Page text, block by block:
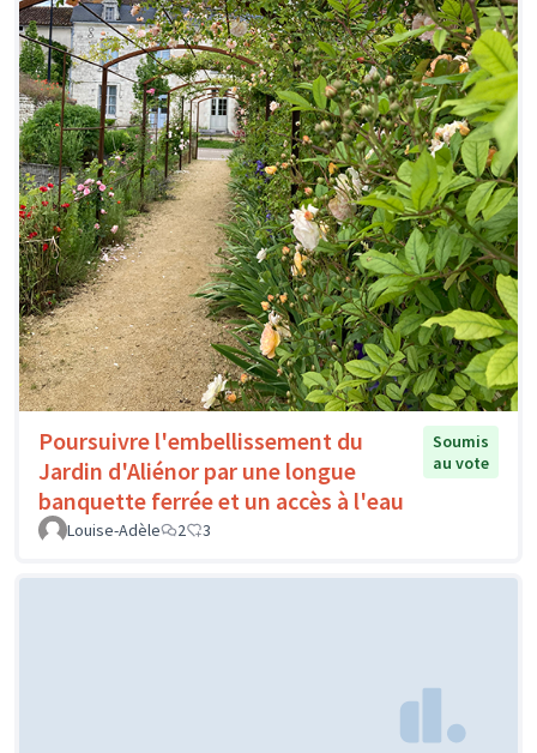
Poursuivre l'embellissement du
Jardin d'Aliénor par une longue
banquette ferrée et un accès à l'eau
Soumis
au vote
Louise-Adèle 2 3